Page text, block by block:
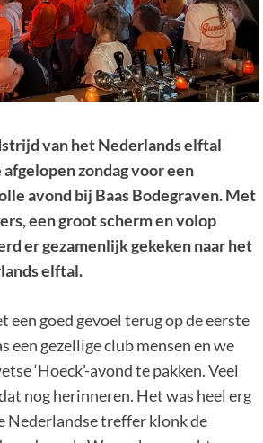
van het Nederlands elftal
zondag voor een
avond bij Baas Bodegraven. Met
een groot scherm en volop
er gezamenlijk gekeken naar het
elftal.
een goed gevoel terug op de eerste
een gezellige club mensen en we
‘Hoeck’-avond te pakken. Veel
nog herinneren. Het was heel erg
Nederlandse treffer klonk de